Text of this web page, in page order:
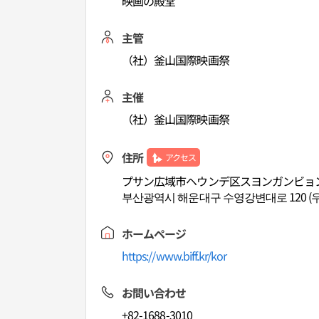
主管
（社）釜山国際映画祭
主催
（社）釜山国際映画祭
住所 アクセス
プサン広域市ヘウンデ区スヨンガンビョ
부산광역시 해운대구 수영강변대로 120 (
ホームページ
https://www.biff.kr/kor
お問い合わせ
+82-1688-3010